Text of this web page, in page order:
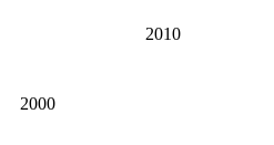
2010
2000